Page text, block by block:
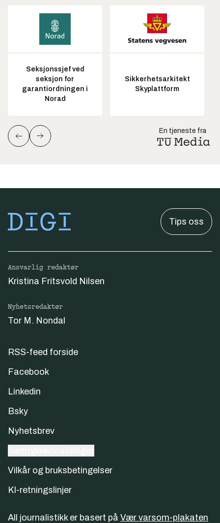
Seksjonssjef ved
seksjon for
garantiordningen i
Norad
Sikkerhetsarkitekt
Skyplattform
En tjeneste fra
Tips oss
Ansvarlig redaktør
Kristina Fritsvold Nilsen
Nyhetsredaktør
Tor M. Nondal
RSS-feed forside
Facebook
Linkedin
Bsky
Nyhetsbrev
Vilkår og bruksbetingelser
KI-retningslinjer
All journalistikk er basert på Vær varsom-plakaten